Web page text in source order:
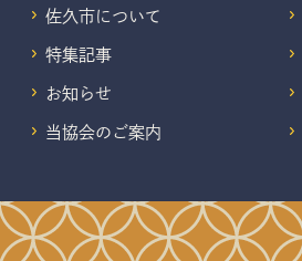
佐久市について
特集記事
お知らせ
当協会のご案内